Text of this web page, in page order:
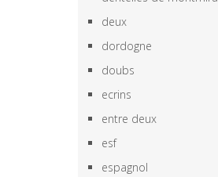
deux
dordogne
doubs
ecrins
entre deux
esf
espagnol